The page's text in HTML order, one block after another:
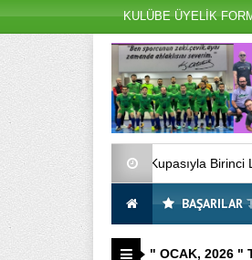
KULÜBE ÜYELİK
Kupasıyla Birinci Lig’e Yükseldi
BAŞARILAR
" OCAK, 2026 "